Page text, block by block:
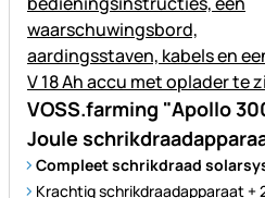
VOSS.farming "Apollo
Joule
Compleet schrikdraad
Krachtig schrikdraadapparaat +